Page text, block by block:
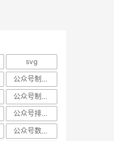
svg
公众号制作、公众号模板
公众号制作，公众号排版、微信编辑器
公众号排版，公众号素材
公众号数据分析